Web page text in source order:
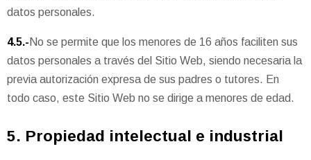
datos personales.
4.5.- No se permite que los menores de 16 años faciliten sus
datos personales a través del Sitio Web, siendo necesaria la
previa autorización expresa de sus padres o tutores. En
todo caso, este Sitio Web no se dirige a menores de edad.
5. Propiedad intelectual e industrial